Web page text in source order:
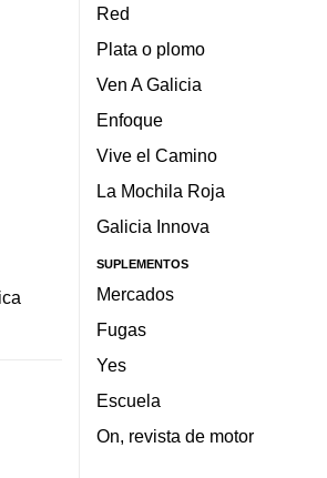
Red
Plata o plomo
Ven A Galicia
Enfoque
Vive el Camino
La Mochila Roja
Galicia Innova
SUPLEMENTOS
Mercados
Fugas
Yes
Escuela
On, revista de motor